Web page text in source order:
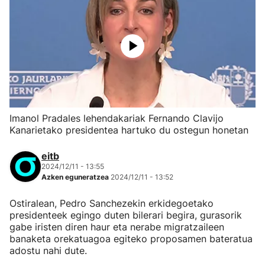
Imanol Pradales lehendakariak Fernando Clavijo
Kanarietako presidentea hartuko du ostegun honetan
eitb
2024/12/11 - 13:55
Azken eguneratzea 2024/12/11 - 13:52
Ostiralean, Pedro Sanchezekin erkidegoetako
presidenteek egingo duten bilerari begira, gurasorik
gabe iristen diren haur eta nerabe migratzaileen
banaketa orekatuagoa egiteko proposamen bateratua
adostu nahi dute.